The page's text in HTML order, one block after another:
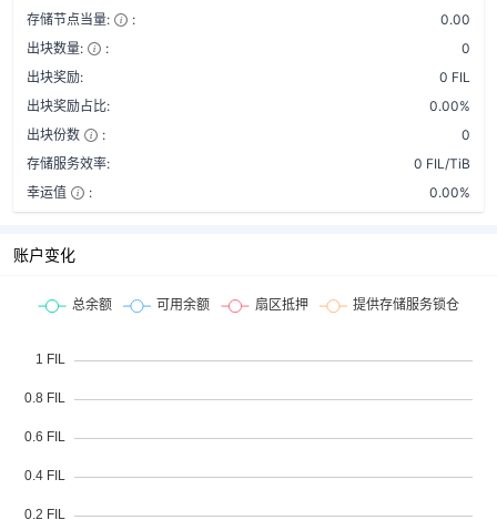
存储节点当量:
:
0.00
出块数量:
:
0
出块奖励:
0 FIL
出块奖励占比:
0.00%
出块份数
:
0
存储服务效率:
0 FIL/TiB
幸运值
: 0.00%
账户变化